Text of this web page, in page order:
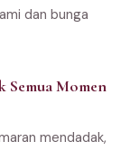
dan bunga
Semua Momen
mendadak,